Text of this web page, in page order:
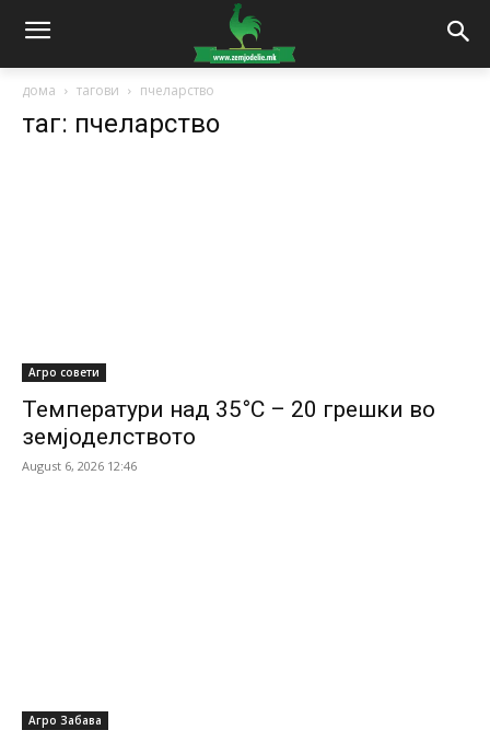
дома тагови пчеларство
таг: пчеларство
Агро совети
Температури над 35°C – 20 грешки во
земјоделството
August 6, 2026 12:46
Агро Забава